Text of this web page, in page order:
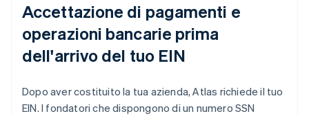
Accettazione di pagamenti e
operazioni bancarie prima
dell'arrivo del tuo EIN
Dopo aver costituito la tua azienda, Atlas richiede il tuo
EIN. I fondatori che dispongono di un numero SSN